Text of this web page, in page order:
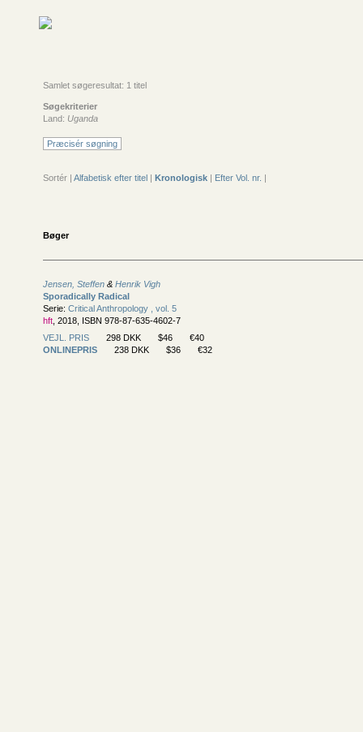
Samlet søgeresultat: 1 titel
Søgekriterier
Land: Uganda
Præcisér søgning
Sortér | Alfabetisk efter titel | Kronologisk | Efter Vol. nr. |
Bøger
Jensen, Steffen & Henrik Vigh
Sporadically Radical
Serie: Critical Anthropology , vol. 5
hft , 2018, ISBN 978-87-635-4602-7
VEJL. PRIS
298 DKK $46
€40
ONLINEPRIS
238 DKK $36 €32